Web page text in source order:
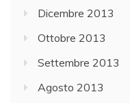
Dicembre 2013
Ottobre 2013
Settembre 2013
Agosto 2013